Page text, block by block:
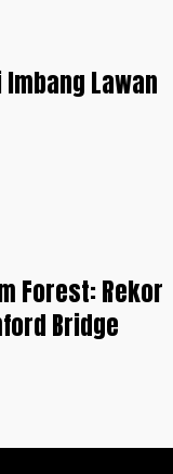
Lawan
Forest: Rekor
Bridge